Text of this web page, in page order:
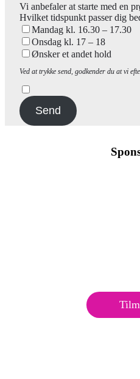
Vi anbefaler at starte med en
Hvilket tidspunkt passer dig
Mandag kl. 16.30 – 17.30
Onsdag kl. 17 – 18
Ønsker et andet hold
Ved at trykke send, godkender du at vi
Send